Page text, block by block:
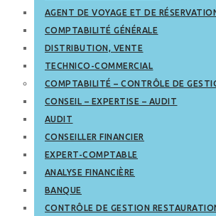
AGENT DE VOYAGE ET DE
COMPTABILITÉ GÉNÉRALE
DISTRIBUTION, VENTE
TECHNICO-COMMERCIAL
COMPTABILITÉ – CONTRÔLE DE
CONSEIL – EXPERTISE – AUDIT
AUDIT
CONSEILLER FINANCIER
EXPERT-COMPTABLE
ANALYSE FINANCIÈRE
BANQUE
CONTRÔLE DE GESTION